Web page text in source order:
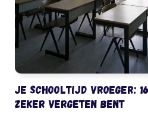
Je schooltijd vroeger:
zeker vergeten bent